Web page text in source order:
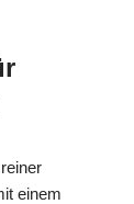
einem